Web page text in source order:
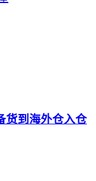
货到海外仓入仓